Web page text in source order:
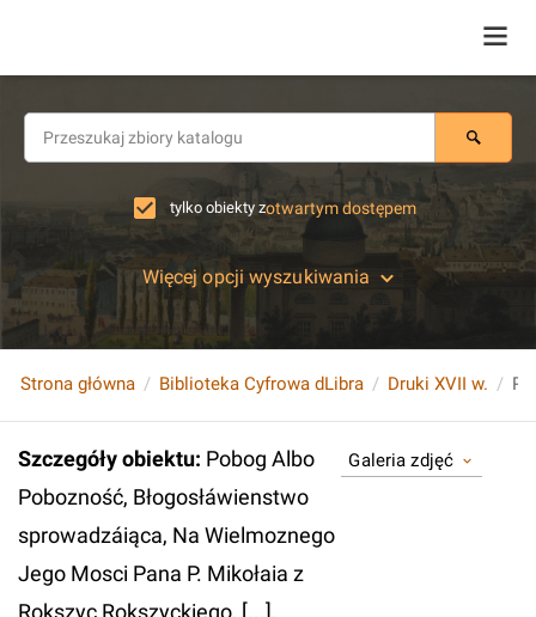
tylko obiekty zotwartym dostępem
Więcej opcji wyszukiwania
Strona główna Biblioteka Cyfrowa dLibra Druki XVII w.
Szczegóły obiektu: Pobog Albo
Pobozność, Błogosłáwienstwo
sprowadzáiąca, Na Wielmoznego
Jego Mosci Pana P. Mikołaia z
Rokszyc Rokszyckiego, [...].
Galeria zdjęć